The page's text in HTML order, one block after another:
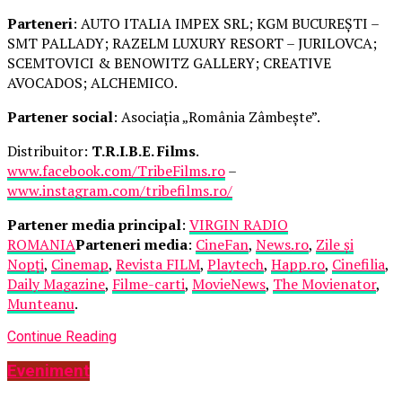
Parteneri: AUTO ITALIA IMPEX SRL; KGM BUCUREȘTI –
SMT PALLADY; RAZELM LUXURY RESORT – JURILOVCA;
SCEMTOVICI & BENOWITZ GALLERY; CREATIVE
AVOCADOS; ALCHEMICO.
Partener social: Asociația „România Zâmbește”.
Distribuitor: T.R.I.B.E. Films.
www.facebook.com/TribeFilms.ro–
www.instagram.com/tribefilms.ro/
Partener media principal: VIRGIN RADIO
ROMANIAParteneri media: CineFan, News.ro, Zile și
Nopți, Cinemap, Revista FILM, Playtech, Happ.ro, Cinefilia,
Daily Magazine, Filme-carti, MovieNews, The Movienator,
Munteanu.
Continue Reading
Eveniment